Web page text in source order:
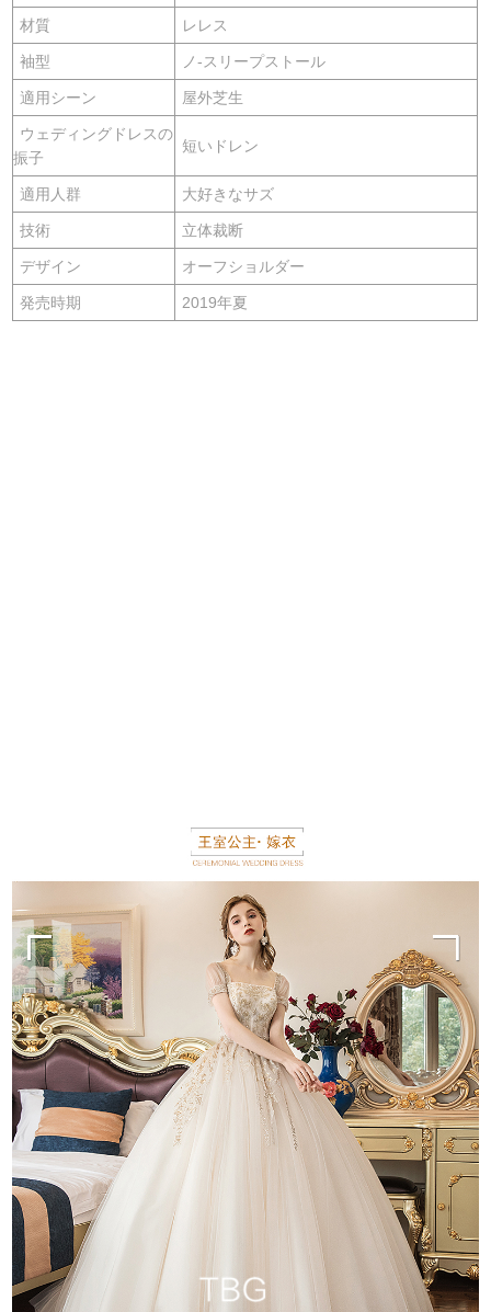
材質 レレス
袖型 ノ-スリープストール
適用シーン 屋外芝生
ウェディングドレスの
振子
短いドレン
適用人群 大好きなサズ
技術 立体裁断
デザイン オーフショルダー
発売時期 2019年夏